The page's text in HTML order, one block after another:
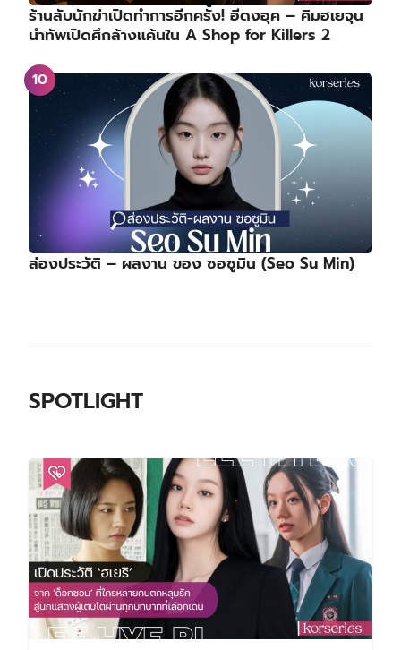
ร้านลับนักฆ่าเปิดทำการอีกครั้ง! อีดงอุค – คิมฮเยจุน
นำทัพเปิดศึกล้างแค้นใน A Shop for Killers 2
ส่องประวัติ – ผลงาน ของ ซอซูมิน (Seo Su Min)
SPOTLIGHT